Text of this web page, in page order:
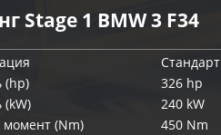
Stage 1 BMW 3 F34
Стандарт
(hp)
326 hp
240 kW
(Nm)
450 Nm